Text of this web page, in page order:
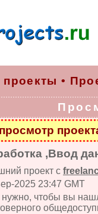
проекты •
,Ввод
проект с
2025 23:47 GMT
чтобы вы